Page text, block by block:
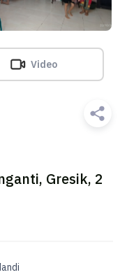
Video
Gresik, 2